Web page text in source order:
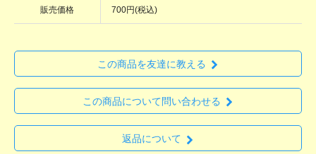
販売価格 700円(税込)
この商品を友達に教える
この商品について問い合わせる
返品について